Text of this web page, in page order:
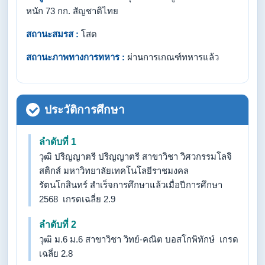
หนัก 73 กก. สัญชาติไทย
สถานะสมรส : โสด
สถานะภาพทางการทหาร : ผ่านการเกณฑ์ทหารแล้ว
ประวัติการศึกษา
ลำดับที่ 1
วุฒิ ปริญญาตรี ปริญญาตรี สาขาวิชา วิศวกรรมโลจิ
สติกส์ มหาวิทยาลัยเทคโนโลยีราชมงคล
รัตนโกสินทร์ สำเร็จการศึกษาแล้วเมื่อปีการศึกษา
2568 เกรดเฉลี่ย 2.9
ลำดับที่ 2
วุฒิ ม.6 ม.6 สาขาวิชา วิทย์-คณิต บอสโกพิทักษ์ เกรด
เฉลี่ย 2.8